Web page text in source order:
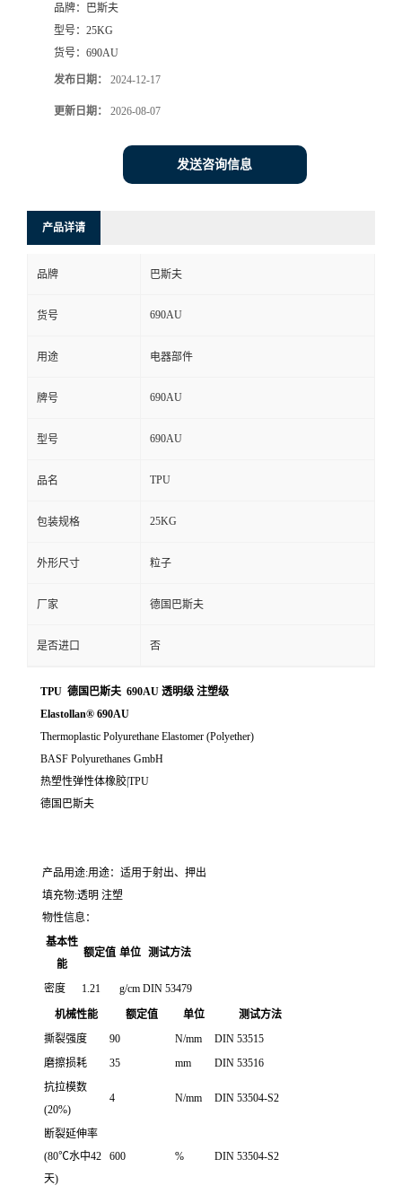
品牌：
巴斯夫
型号： 25KG
货号： 690AU
发布日期： 2024-12-17
更新日期： 2026-08-07
发送咨询信息
产品详请
品牌 巴斯夫
货号 690AU
用途 电器部件
牌号 690AU
型号 690AU
品名 TPU
包装规格 25KG
外形尺寸 粒子
厂家 德国巴斯夫
是否进口 否
TPU 德国巴斯夫 690AU 透明级 注塑级
Elastollan® 690AU
Thermoplastic Polyurethane Elastomer (Polyether)
BASF Polyurethanes GmbH
热塑性弹性体橡胶|TPU
德国巴斯夫
产品用途:用途：适用于射出、押出
填充物:透明 注塑
物性信息：
基本性
能
额定值 单位 测试方法
密度 1.21 g/cm DIN 53479
机械性能 额定值 单位
测试方法
撕裂强度
90 N/mm
DIN 53515
磨擦损耗
35 mm
DIN 53516
抗拉模数
(20%)
4 N/mm DIN 53504-S2
断裂延伸率
(80℃水中42
天)
600 % DIN 53504-S2